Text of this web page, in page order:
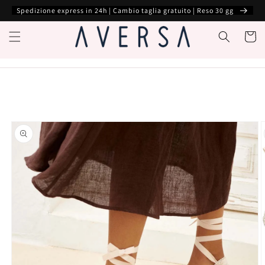
direttamente
ai contenuti
Spedizione express in 24h | Cambio taglia gratuito | Reso 30 gg
Carrello